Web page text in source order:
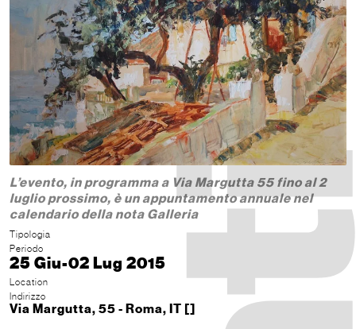
L’evento, in programma a Via Margutta 55 fino al 2
luglio prossimo, è un appuntamento annuale nel
calendario della nota Galleria
Tipologia
Periodo
25 Giu-02 Lug 2015
Location
Indirizzo
Via Margutta, 55 - Roma, IT []